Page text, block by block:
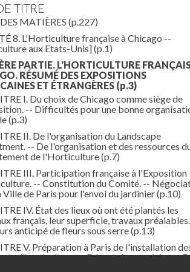
TITRE
MATIÈRES (p.227)
8. L'Horticulture française à Chicago --
aux Etats-Unis](p.1)
PARTIE. L'HORTICULTURE
RÉSUMÉ DES EXPOSITIONS
ET ÉTRANGÈRES (p.3)
I. Du choix de Chicago comme siège de
-- Difficultés pour une bonne
(p.3)
II. De l'organisation du Landscape
-- De l'organisation et des ressources
de l'Horticulture(p.7)
III. Participation française à l'Exposition
-- Constitution du Comité. --
Ville de Paris pour l'envoi du jardinier(p.10)
IV. État des lieux où ont été plantés les
français, leur superficie, travaux
anticipé de fleurs sous serre(p.13)
V. Préparation à Paris de l'installation
d'horticulture. -- Départ des produits. --